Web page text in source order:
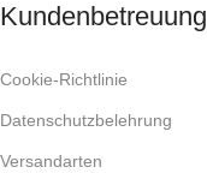
Kundenbetreuung
Cookie-Richtlinie
Datenschutzbelehrung
Versandarten